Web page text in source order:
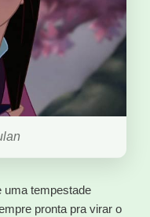
uma tempestade
pronta pra virar o